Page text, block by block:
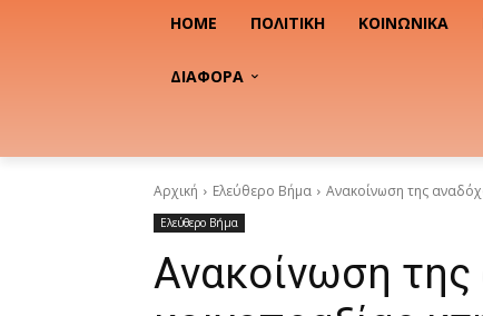
HOME ΠΟΛΙΤΙΚΉ ΚΟΙΝΩΝΙΚΆ
ΔΙΑΦΟΡΑ
Αρχική Ελεύθερο Βήμα Ανακοίνωση της
Ελεύθερο Βήμα
Ανακοίνωση της